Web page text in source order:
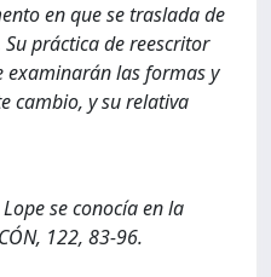
en que se traslada de
práctica de reescritor
examinarán las formas y
cambio, y su relativa
se conocía en la
122, 83-96.